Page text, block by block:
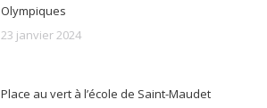
Olympiques
23 janvier 2024
Place au vert à l’école de Saint-Maudet